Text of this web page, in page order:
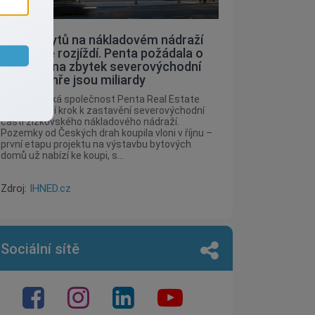
Stavba bytů na nákladovém nádraží
Žižkov se rozjíždí. Penta požádala o
povolení na zbytek severovýchodní
části, ve hře jsou miliardy
Developerská společnost Penta Real Estate
udělala další krok k zastavění severovýchodní
části žižkovského nákladového nádraží.
Pozemky od Českých drah koupila vloni v říjnu –
první etapu projektu na výstavbu bytových
domů už nabízí ke koupi, s...
Zdroj: IHNED.cz
Sociální sítě